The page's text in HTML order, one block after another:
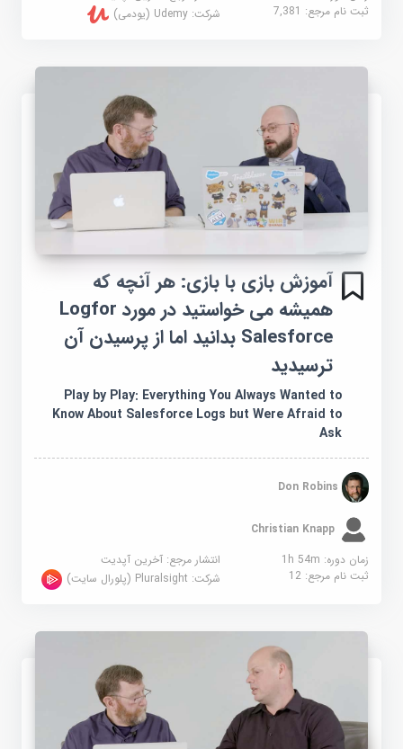
ثبت نام مرجع:7,381 شرکت:Udemy (یودمی)
آموزش بازی با بازی: هر آنچه که
همیشه می خواستید در مورد Logfor
Salesforce بدانید اما از پرسیدن آن
ترسیدید
Play by Play: Everything You Always Wanted to
Know About Salesforce Logs but Were Afraid to
Ask
Don Robins
Christian Knapp
زمان دوره: 1h 54m
انتشار مرجع:آخرین آپدیت
ثبت نام مرجع:12 شرکت:Pluralsight (پلورال سایت)